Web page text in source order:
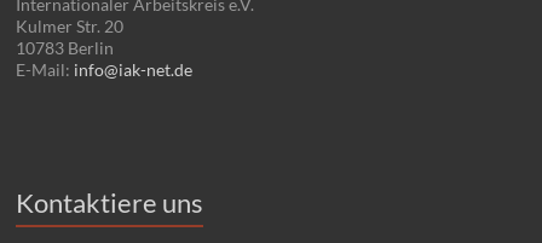
Internationaler Arbeitskreis e.V.
Kulmer Str. 20
10783 Berlin
E-Mail: info@iak-net.de
Kontaktiere uns